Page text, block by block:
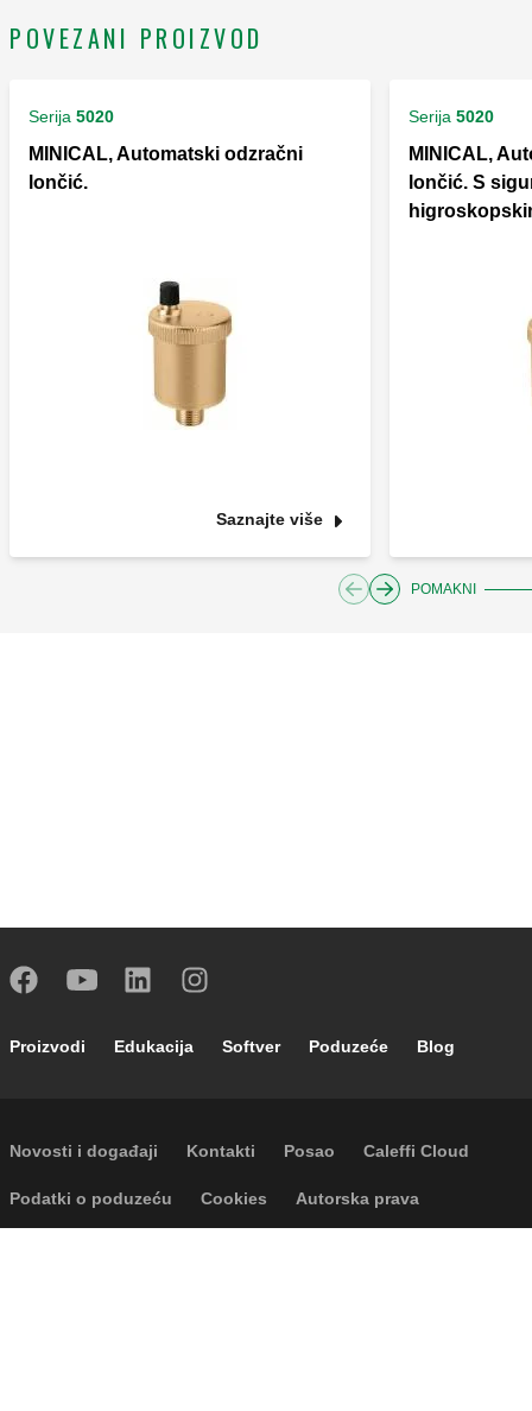
POVEZANI PROIZVOD
Serija 5020
MINICAL, Automatski odzračni
lončić.
Saznajte više
Serija 5020
MINICAL,
lončić. S
POMAKNI
Footer main navigation
Proizvodi Edukacija Softver Poduzeće Blog
Footer secondary navigation
Novosti i događaji Kontakti Posao Caleffi Cloud
Footer menu
Podatki o poduzeću Cookies Autorska prava